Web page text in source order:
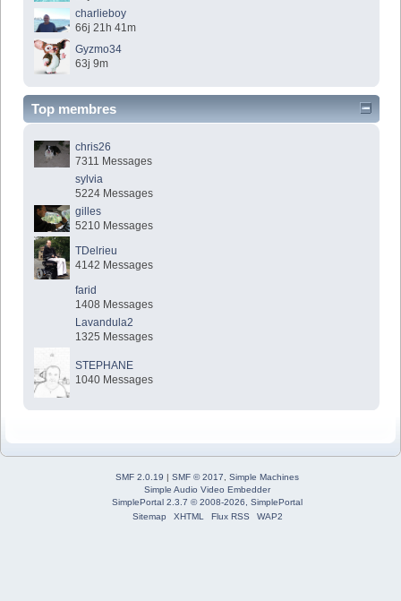
charlieboy
66j 21h 41m
Gyzmo34
63j 9m
Top membres
chris26
7311 Messages
sylvia
5224 Messages
gilles
5210 Messages
TDelrieu
4142 Messages
farid
1408 Messages
Lavandula2
1325 Messages
STEPHANE
1040 Messages
SMF 2.0.19 | SMF © 2017
Simple Machines
Simple Audio Video Embedder
SimplePortal 2.3.7 © 2008-2026, SimplePortal
Sitemap
XHTML Flux RSS WAP2